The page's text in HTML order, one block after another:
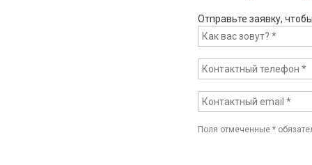
Отправьте заявку,
Поля отмеченные*